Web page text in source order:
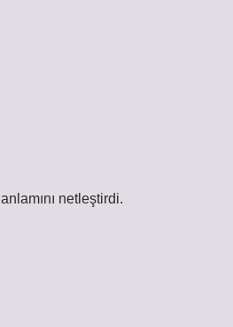
anlamını netleştirdi.